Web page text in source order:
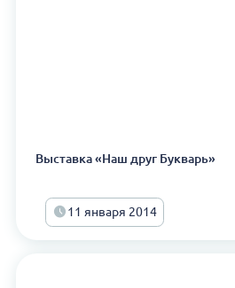
Выставка «Наш друг Букварь»
11 января 2014